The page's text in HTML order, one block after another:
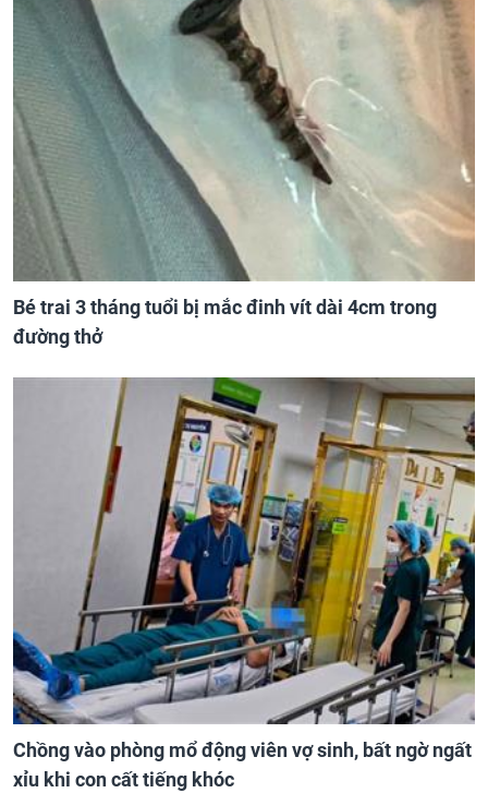
Bé trai 3 tháng tuổi bị mắc đinh vít dài 4cm trong
đường thở
Chồng vào phòng mổ động viên vợ sinh, bất ngờ ngất
xỉu khi con cất tiếng khóc